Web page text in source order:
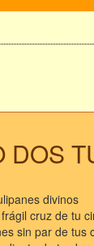
DOS
divinos
cruz de tu
sin par de tus